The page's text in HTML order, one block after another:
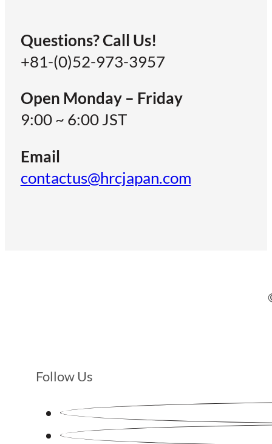
Questions? Call Us!
+81-(0)52-973-3957
Open Monday – Friday
9:00 ~ 6:00 JST
Email
contactus@hrcjapan.com
Follow Us